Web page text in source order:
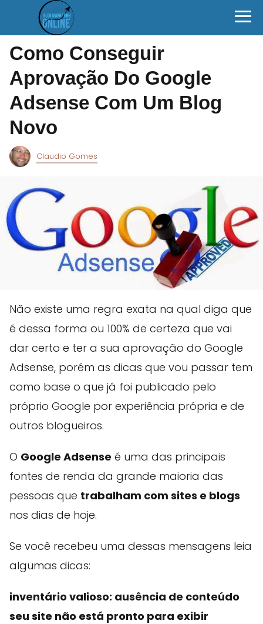
Como Conseguir
Aprovação Do Google
Adsense Com Um Blog
Novo
Claudio Gomes
Não existe uma regra exata na qual diga que
é dessa forma ou 100% de certeza que vai
dar certo e ter a sua aprovação do Google
Adsense, porém as dicas que vou passar tem
como base o que já foi publicado pelo
próprio Google por experiência própria e de
outros blogueiros.
O Google Adsense é uma das principais
fontes de renda da grande maioria das
pessoas que trabalham com sites e blogs
nos dias de hoje.
Se você recebeu uma dessas mensagens leia
algumas dicas:
inventário valioso: ausência de conteúdo
seu site não está pronto para exibir